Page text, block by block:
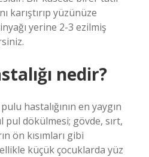
karıştırıp yüzünüze
yerine 2-3 ezilmiş
nedir?
hastalığının en yaygın
dökülmesi; gövde, sırt,
ön kısımları gibi
küçük çocuklarda yüz